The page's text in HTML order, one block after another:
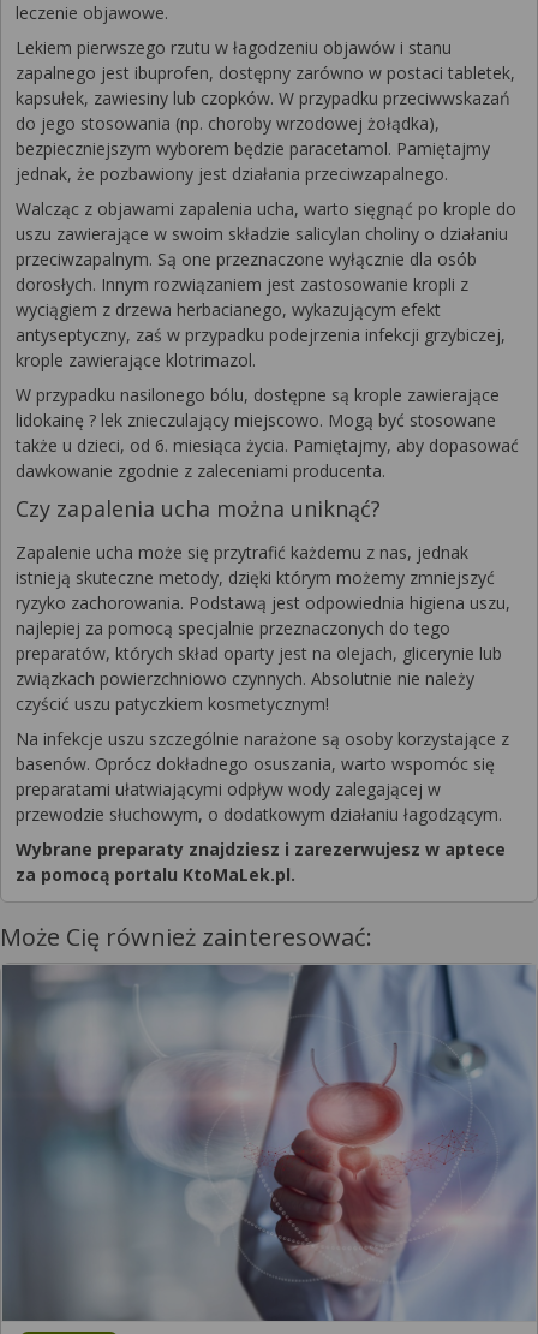
leczenie objawowe.
Lekiem pierwszego rzutu w łagodzeniu objawów i stanu
zapalnego jest ibuprofen, dostępny zarówno w postaci tabletek,
kapsułek, zawiesiny lub czopków. W przypadku przeciwwskazań
do jego stosowania (np. choroby wrzodowej żołądka),
bezpieczniejszym wyborem będzie paracetamol. Pamiętajmy
jednak, że pozbawiony jest działania przeciwzapalnego.
Walcząc z objawami zapalenia ucha, warto sięgnąć po krople do
uszu zawierające w swoim składzie salicylan choliny o działaniu
przeciwzapalnym. Są one przeznaczone wyłącznie dla osób
dorosłych. Innym rozwiązaniem jest zastosowanie kropli z
wyciągiem z drzewa herbacianego, wykazującym efekt
antyseptyczny, zaś w przypadku podejrzenia infekcji grzybiczej,
krople zawierające klotrimazol.
W przypadku nasilonego bólu, dostępne są krople zawierające
lidokainę ? lek znieczulający miejscowo. Mogą być stosowane
także u dzieci, od 6. miesiąca życia. Pamiętajmy, aby dopasować
dawkowanie zgodnie z zaleceniami producenta.
Czy zapalenia ucha można uniknąć?
Zapalenie ucha może się przytrafić każdemu z nas, jednak
istnieją skuteczne metody, dzięki którym możemy zmniejszyć
ryzyko zachorowania. Podstawą jest odpowiednia higiena uszu,
najlepiej za pomocą specjalnie przeznaczonych do tego
preparatów, których skład oparty jest na olejach, glicerynie lub
związkach powierzchniowo czynnych. Absolutnie nie należy
czyścić uszu patyczkiem kosmetycznym!
Na infekcje uszu szczególnie narażone są osoby korzystające z
basenów. Oprócz dokładnego osuszania, warto wspomóc się
preparatami ułatwiającymi odpływ wody zalegającej w
przewodzie słuchowym, o dodatkowym działaniu łagodzącym.
Wybrane preparaty znajdziesz i zarezerwujesz w aptece
za pomocą portalu KtoMaLek.pl.
Może Cię również zainteresować: